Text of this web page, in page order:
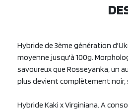
Hybride de 3ème génération
moyenne jusqu'à 100g.
savoureux que Rosseyanka, un
plus devient complètement noir,
Hybride Kaki x Virginiana. A